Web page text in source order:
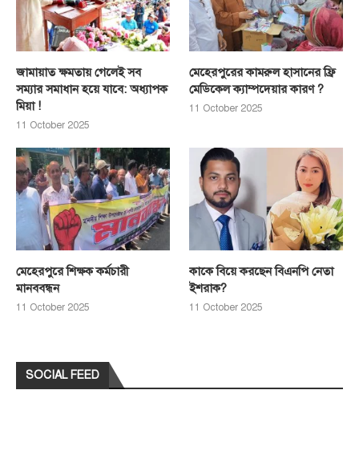
জামায়াত ক্ষমতায় গেলেই সব
সম্যার সমাধান হয়ে যাবে: অধ্যাপক
মিয়া !
11 October 2025
মেহেরপুরের কামরুল হাসানের ফ্রি
মেডিকেল ক্যাম্পদেয়ার কারণ ?
11 October 2025
মেহেরপুরে শিক্ষক কর্মচারী
মানববন্ধন
11 October 2025
কাকে বিয়ে করছেন বিএনপি নেতা
ইশরাক?
11 October 2025
SOCIAL FEED